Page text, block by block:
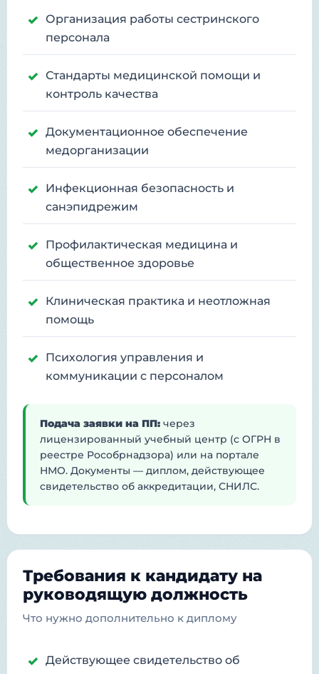
Организация работы сестринского
персонала
Стандарты медицинской помощи и
контроль качества
Документационное обеспечение
медорганизации
Инфекционная безопасность и
санэпидрежим
Профилактическая медицина и
общественное здоровье
Клиническая практика и неотложная
помощь
Психология управления и
коммуникации с персоналом
Подача заявки на ПП: через
лицензированный учебный центр (с ОГРН в
реестре Рособрнадзора) или на портале
НМО. Документы — диплом, действующее
свидетельство об аккредитации, СНИЛС.
Требования к кандидату на
руководящую должность
Что нужно дополнительно к диплому
Действующее свидетельство об